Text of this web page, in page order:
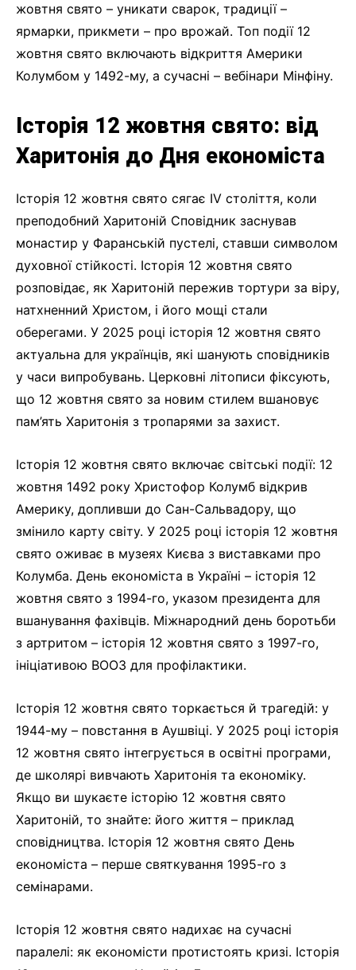
жовтня свято – уникати сварок, традиції –
ярмарки, прикмети – про врожай. Топ події 12
жовтня свято включають відкриття Америки
Колумбом у 1492-му, а сучасні – вебінари Мінфіну.
Історія 12 жовтня свято: від
Харитонія до Дня економіста
Історія 12 жовтня свято сягає IV століття, коли
преподобний Харитоній Сповідник заснував
монастир у Фаранській пустелі, ставши символом
духовної стійкості. Історія 12 жовтня свято
розповідає, як Харитоній пережив тортури за віру,
натхненний Христом, і його мощі стали
оберегами. У 2025 році історія 12 жовтня свято
актуальна для українців, які шанують сповідників
у часи випробувань. Церковні літописи фіксують,
що 12 жовтня свято за новим стилем вшановує
пам’ять Харитонія з тропарями за захист.
Історія 12 жовтня свято включає світські події: 12
жовтня 1492 року Христофор Колумб відкрив
Америку, допливши до Сан-Сальвадору, що
змінило карту світу. У 2025 році історія 12 жовтня
свято оживає в музеях Києва з виставками про
Колумба. День економіста в Україні – історія 12
жовтня свято з 1994-го, указом президента для
вшанування фахівців. Міжнародний день боротьби
з артритом – історія 12 жовтня свято з 1997-го,
ініціативою ВООЗ для профілактики.
Історія 12 жовтня свято торкається й трагедій: у
1944-му – повстання в Аушвіці. У 2025 році історія
12 жовтня свято інтегрується в освітні програми,
де школярі вивчають Харитонія та економіку.
Якщо ви шукаєте історію 12 жовтня свято
Харитоній, то знайте: його життя – приклад
сповідництва. Історія 12 жовтня свято День
економіста – перше святкування 1995-го з
семінарами.
Історія 12 жовтня свято надихає на сучасні
паралелі: як економісти протистоять кризі. Історія